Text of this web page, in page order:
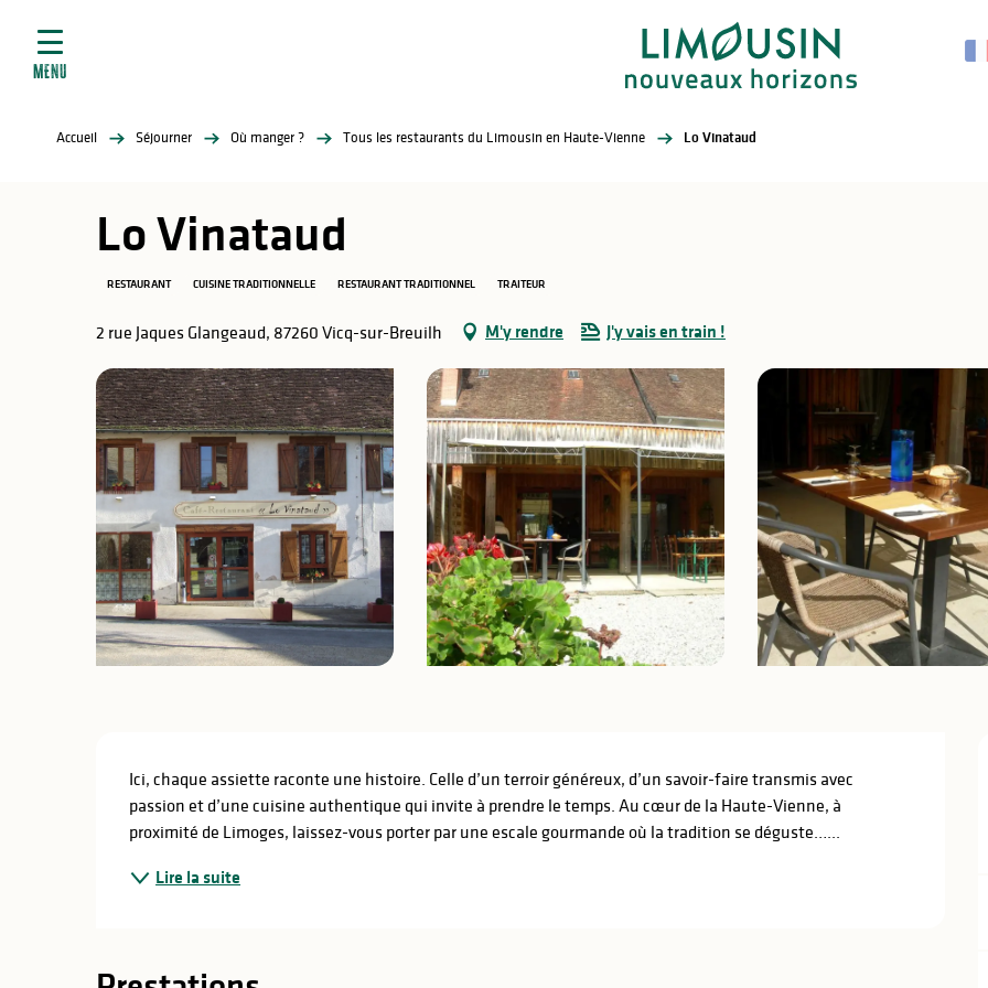
contenu
MENU
Accueil Séjourner Où manger ? Tous les restaurants du Limousin en Haute-Vienne Lo Vinataud
Lo Vinataud
RESTAURANT CUISINE TRADITIONNELLE RESTAURANT TRADITIONNEL TRAITEUR
2 rue Jaques Glangeaud, 87260 Vicq-sur-Breuilh M'y rendre J'y vais en train !
Description
Ici, chaque assiette raconte une histoire. Celle d’un terroir généreux, d’un savoir-faire transmis avec
passion et d’une cuisine authentique qui invite à prendre le temps. Au cœur de la Haute-Vienne, à
proximité de Limoges, laissez-vous porter par une escale gourmande où la tradition se déguste…...
Lire la suite